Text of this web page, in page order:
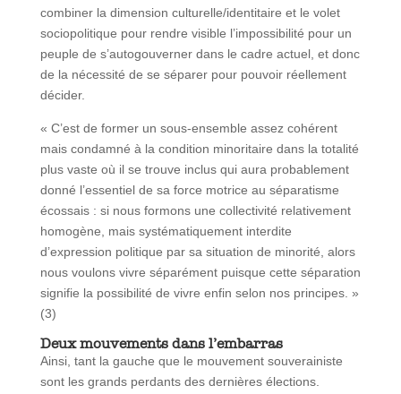
combiner la dimension culturelle/identitaire et le volet
sociopolitique pour rendre visible l’impossibilité pour un
peuple de s’autogouverner dans le cadre actuel, et donc
de la nécessité de se séparer pour pouvoir réellement
décider.
« C’est de former un sous-ensemble assez cohérent
mais condamné à la condition minoritaire dans la totalité
plus vaste où il se trouve inclus qui aura probablement
donné l’essentiel de sa force motrice au séparatisme
écossais : si nous formons une collectivité relativement
homogène, mais systématiquement interdite
d’expression politique par sa situation de minorité, alors
nous voulons vivre séparément puisque cette séparation
signifie la possibilité de vivre enfin selon nos principes. »
(3)
Deux mouvements dans l’embarras
Ainsi, tant la gauche que le mouvement souverainiste
sont les grands perdants des dernières élections.